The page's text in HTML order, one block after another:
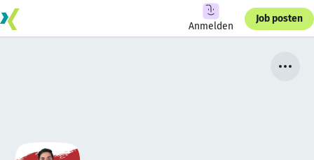
Anmelden
Job posten